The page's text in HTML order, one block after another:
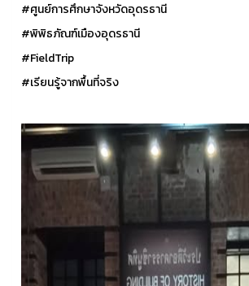
#ศูนย์การศึกษาจังหวัดอุดรธานี
#พิพิธภัณฑ์เมืองอุดรธานี
#FieldTrip
#เรียนรู้จากพื้นที่จริง